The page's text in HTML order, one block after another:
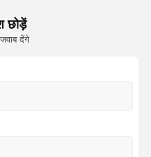
छोड़ें
देंगे